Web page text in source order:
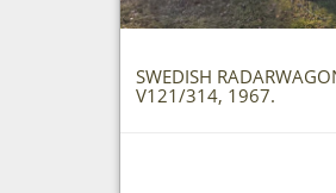
SWEDISH
V121/314, 1967.